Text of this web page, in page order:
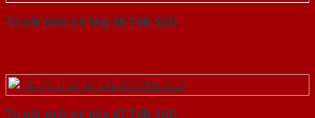
Tủ nội thất kệ bếp 68-TKB-SGD
Tủ nội thất kệ bếp 67-TKB-SGD